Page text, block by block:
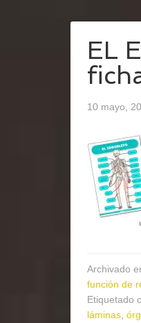
EL
10 mayo,
Archivado
función de
Etiquetado
láminas